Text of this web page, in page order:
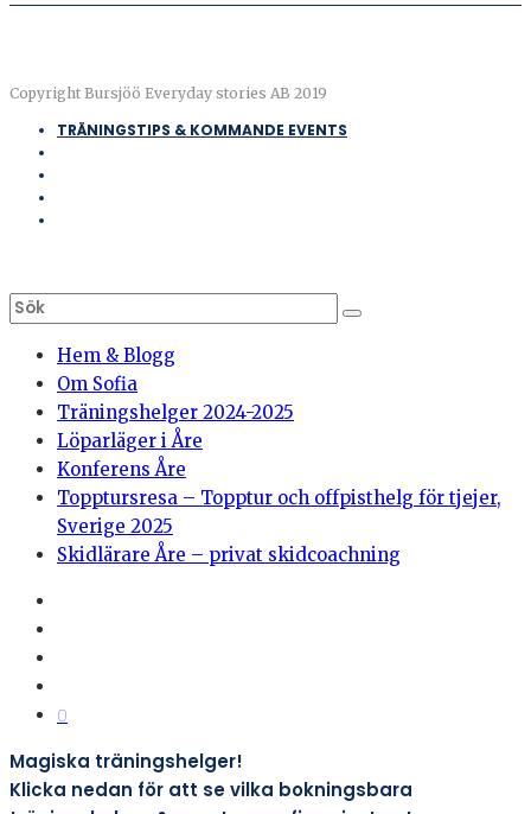
Copyright Bursjöö Everyday stories AB 2019
TRÄNINGSTIPS & KOMMANDE EVENTS
Hem & Blogg
Om Sofia
Träningshelger 2024-2025
Löparläger i Åre
Konferens Åre
Topptursresa – Topptur och offpisthelg för tjejer,
Sverige 2025
Skidlärare Åre – privat skidcoachning
0
Magiska träningshelger!
Klicka nedan för att se vilka bokningsbara